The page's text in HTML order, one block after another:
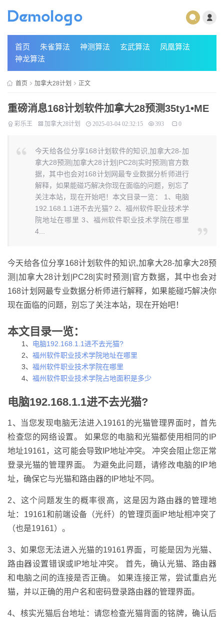
首页 朱雀算法 神测算法 玄武算法
凤凰算法
神龙算法
首页 加拿大28计划 正文
重磅消息168计划软件加拿大28预测35ty1 •ME
彩乐王 加拿大28计划 2025-03-04 02:32:15 393 0
今天给各位分享168计划软件的知识,加拿大28-加
拿大28预测|加拿大28计划|PC28|实时预测|官方数
据，其中也会对168计划网最专业数据分析师进行
解释，如果能碰巧解决你现在面临的问题，别忘了
关注本站，现在开始吧！本文目录一览： 1、电脑
192.168.1.1进不去光猫? 2、福州软件职业技术学
院地址在哪里 3、福州软件职业技术学院在哪里
4...
今天给各位分享168计划软件的知识,加拿大28-加拿大28预
测|加拿大28计划|PC28|实时预测|官方数据，其中也会对
168计划网最专业数据分析师进行解释，如果能碰巧解决你
现在面临的问题，别忘了关注本站，现在开始吧！
本文目录一览：
1、 电脑192.168.1.1进不去光猫?
2、 福州软件职业技术学院地址在哪里
3、 福州软件职业技术学院在哪里
4、 福州软件职业技术学院占地面积是多少
电脑192.168.1.1进不去光猫?
1、当您发现电脑无法进入19161的光猫管理界面时，首先
检查您的网络设置。 如果您的电脑和光猫都使用相同的IP
地址19161，这可能会导致IP地址冲突。 冲突会阻止您正常
登录光猫的管理界面。 为避免此问题，请修改电脑的IP地
址，确保它与光猫和路由器的IP地址不同。
2、这个问题发生的概率很高，这是因为路由器的管理地
址：19161和前端设备（光纤）的管理页面IP地址相冲突了
（也是19161）。
3、如果您无法进入光猫的19161界面，可能是因为光猫、
路由器设置错误或IP地址冲突。 首先，确认光猫、路由器
和电脑之间的连接是否正确。 如果连接正常，尝试重启光
猫，并以正确的用户名和密码登录路由器的管理界面。
4、核实光猫后台地址：请您检查光猫背面的铭牌，确认后